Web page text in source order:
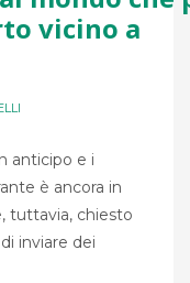
vicino a
anticipo e i
è ancora in
tuttavia, chiesto
inviare dei